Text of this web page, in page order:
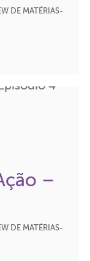
DE MATÉRIAS-
–
DE MATÉRIAS-